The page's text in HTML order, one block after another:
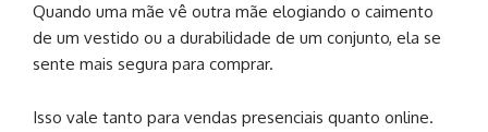
Quando uma mãe vê outra mãe elogiando o caimento
de um vestido ou a durabilidade de um conjunto, ela se
sente mais segura para comprar.
Isso vale tanto para vendas presenciais quanto online.